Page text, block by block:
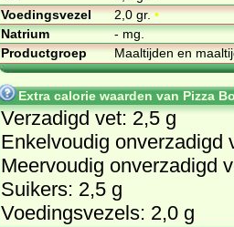
Voedingsvezel
2,0 gr.•
Natrium
- mg.
Productgroep
Maaltijden en
Extra calorie waarden van Pizza
Verzadigd vet: 2,5 g
Enkelvoudig onverzadigd
Meervoudig onverzadigd
Suikers: 2,5 g
Voedingsvezels: 2,0 g